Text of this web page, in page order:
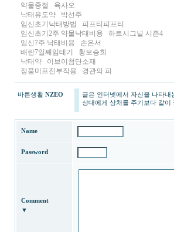
약물중절
육사오
낙태유도약
박선주
임신초기낙태방법
피프티피프티
임신초기2주 약물낙태비용
하트시그널 시즌4
임신7주 낙태비용
손은서
배란7일째임테기
황보승희
낙태약
이브이첨단소재
정품미프진부작용
경관의 피
바른생활 NZEO
글은 인터넷에서 자신을 나타내
상대에게 상처를 주기보다 같이
Name
Password
Comment
▼